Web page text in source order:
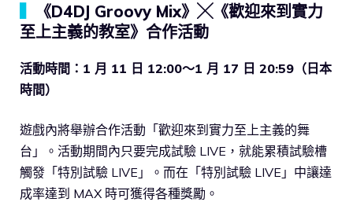
《D4DJ Groovy Mix》╳《歡迎來到實力
至上主義的教室》合作活動
活動時間：1 月 11 日 12:00～1 月 17 日 20:59（日本
時間）
遊戲內將舉辦合作活動「歡迎來到實力至上主義的舞
台」。活動期間內只要完成試驗 LIVE，就能累積試驗槽
觸發「特別試驗 LIVE」。而在「特別試驗 LIVE」中讓達
成率達到 MAX 時可獲得各種獎勵。